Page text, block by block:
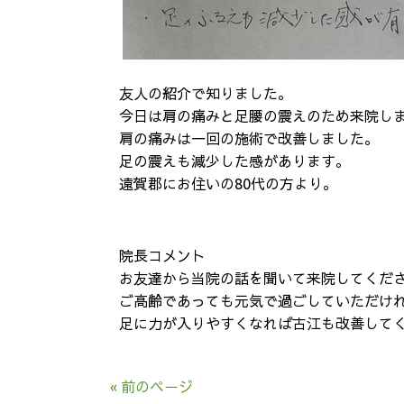
友人の紹介で知りました。
今日は肩の痛みと足腰の震えのため来院し
肩の痛みは一回の施術で改善しました。
足の震えも減少した感があります。
遠賀郡にお住いの80代の方より。
院長コメント
お友達から当院の話を聞いて来院してくだ
ご高齢であっても元気で過ごしていただけ
足に力が入りやすくなれば古江も改善して
« 前のページ